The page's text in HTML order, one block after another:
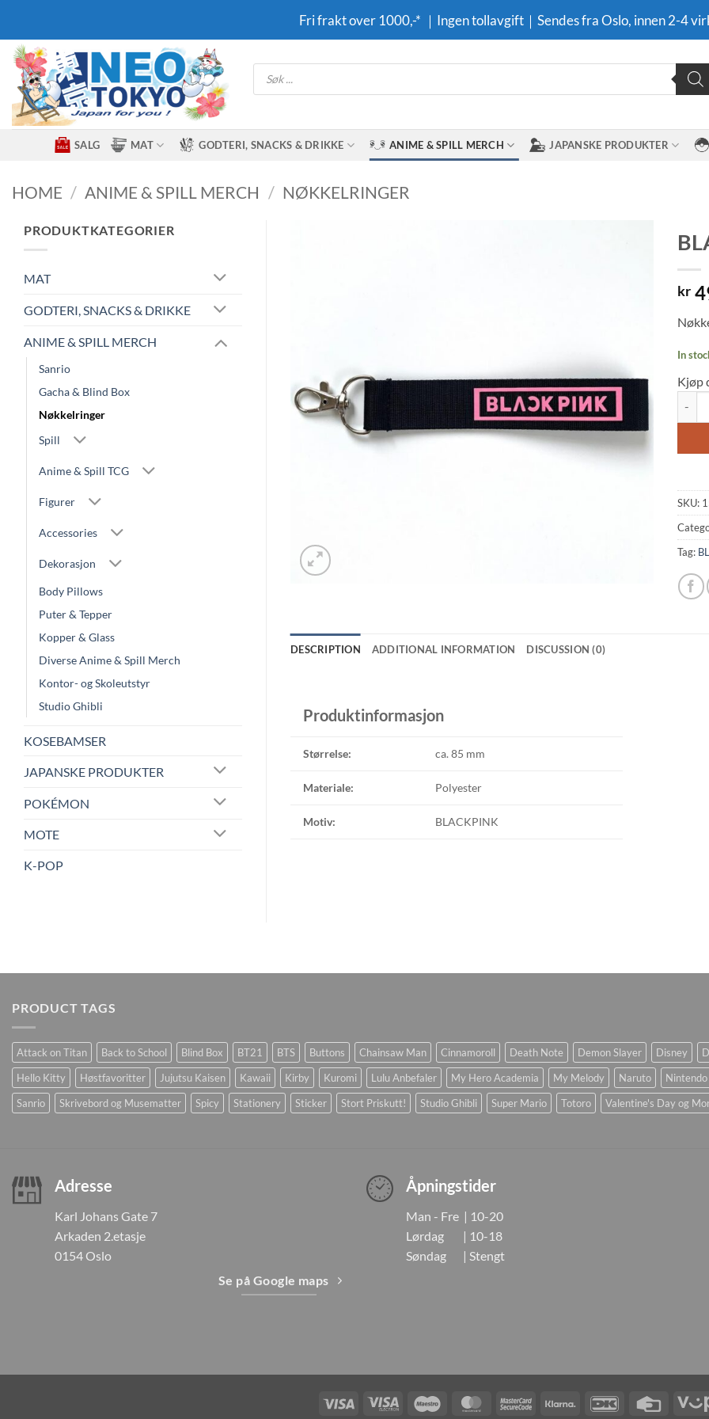
content
Fri frakt over 1000,-* ｜Ingen tollavgift｜Sendes fra Oslo, innen 2-4
Products
search
SALG MAT GODTERI, SNACKS & DRIKKE ANIME & SPILL MERCH JAPANSKE PRODUKTER
HOME / ANIME & SPILL MERCH / NØKKELRINGER
PRODUKTKATEGORIER
MAT
GODTERI, SNACKS & DRIKKE
ANIME & SPILL MERCH
Sanrio
Gacha & Blind Box
Nøkkelringer
Spill
Anime & Spill TCG
Figurer
Accessories
Dekorasjon
Body Pillows
Puter & Tepper
Kopper & Glass
Diverse Anime & Spill Merch
Kontor- og Skoleutstyr
Studio Ghibli
KOSEBAMSER
JAPANSKE PRODUKTER
POKÉMON
MOTE
K-POP
kr
In
Kjøp
SKU:
Tag:
DESCRIPTION ADDITIONAL INFORMATION DISCUSSION (0)
Produktinformasjon
Størrelse: ca. 85 mm
Materiale: Polyester
Motiv: BLACKPINK
PRODUCT TAGS
Attack on Titan Back to School Blind Box BT21 BTS Buttons Chainsaw Man Cinnamoroll Death Note Demon Slayer Disney
Hello Kitty
Høstfavoritter Jujutsu Kaisen Kawaii Kirby Kuromi Lulu Anbefaler My Hero Academia My Melody Naruto Nintendo
Sanrio
Skrivebord og Musematter Spicy Stationery Sticker Stort Priskutt! Studio Ghibli Super Mario Totoro Valentine's Day og
Adresse
Karl Johans Gate 7
Arkaden 2.etasje
0154 Oslo
Se på Google maps
Åpningstider
Man - Fre | 10-20
Lørdag | 10-18
Søndag | Stengt
Visa
Visa
Maestro MasterCardMasterCardKlarna DanKort
Credit